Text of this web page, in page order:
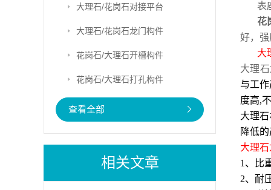
大理石/花岗石对接平台
大理石/花岗石龙门构件
花岗石/大理石开槽构件
花岗石/大理石打孔构件
查看全部
相关文章
表
花
好，
大
大理
与工
度高,
大理
降低
大理
1、比
2、耐